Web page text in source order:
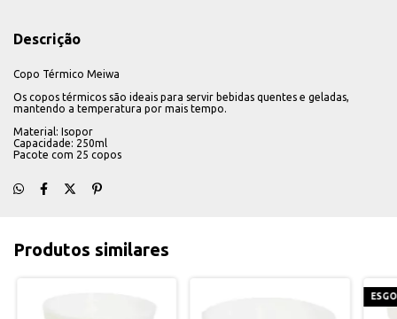
Descrição
Copo Térmico Meiwa
Os copos térmicos são ideais para servir bebidas quentes e geladas,
mantendo a temperatura por mais tempo.
Material: Isopor
Capacidade: 250ml
Pacote com 25 copos
Produtos similares